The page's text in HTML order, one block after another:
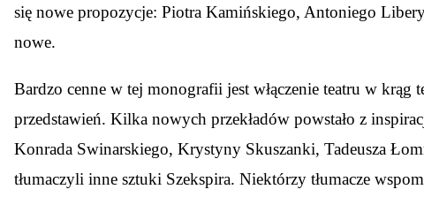
się nowe propozycje: Piotra Kamińskiego, Antoniego
nowe.
Bardzo cenne w tej monografii jest włączenie teatru w krąg
przedstawień. Kilka nowych przekładów powstało z
Konrada Swinarskiego, Krystyny Skuszanki, Tadeusza
tłumaczyli inne sztuki Szekspira. Niektórzy tłumacze